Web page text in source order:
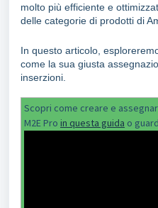
molto più efficiente e
delle categorie di prodotti di
In questo articolo,
come la sua giusta
inserzioni.
Scopri come creare e
M2E Pro in questa guida o